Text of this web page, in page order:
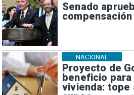
Senado
compensación
Proyecto de
beneficio
vivienda: tope
NACIONAL